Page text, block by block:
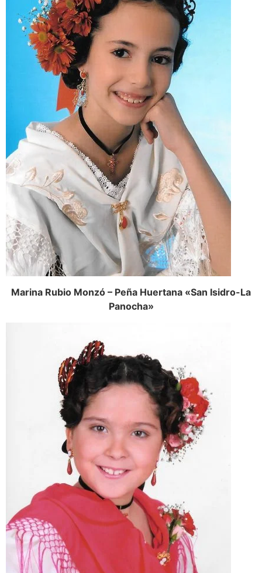
Marina Rubio Monzó – Peña Huertana «San Isidro-La
Panocha»